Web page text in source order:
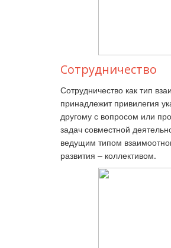
Сотрудничество
Сотрудничество как тип
принадлежит привилегия
другому с вопросом или
задач совместной
ведущим типом
развития – коллективом.